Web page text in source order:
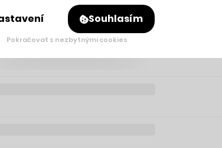
Souhlasím
Pokračovat s nezbytnými cookies